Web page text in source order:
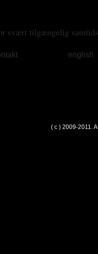
svært tilgængelig
english
( c ) 2009-2011.